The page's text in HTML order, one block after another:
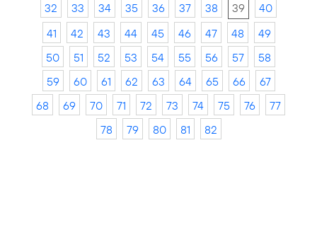
32
33 34 35 36 37 38 39
40
41
42 43 44 45 46 47 48
49
50
51 52 53 54 55 56 57
58
59
60 61 62 63 64 65 66
67
68
69 70 71 72 73 74 75 76
77
78
79 80 81 82